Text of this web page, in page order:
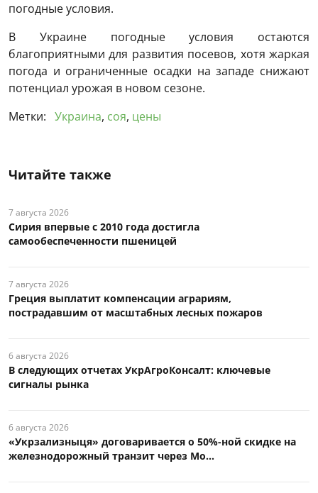
погодные условия.
В Украине погодные условия остаются
благоприятными для развития посевов, хотя жаркая
погода и ограниченные осадки на западе снижают
потенциал урожая в новом сезоне.
Метки: Украина, соя, цены
Читайте также
7 августа 2026
Сирия впервые с 2010 года достигла
самообеспеченности пшеницей
7 августа 2026
Греция выплатит компенсации аграриям,
пострадавшим от масштабных лесных пожаров
6 августа 2026
В следующих отчетах УкрАгроКонсалт: ключевые
сигналы рынка
6 августа 2026
«Укрзализныця» договаривается о 50%-ной скидке на
железнодорожный транзит через Мо...